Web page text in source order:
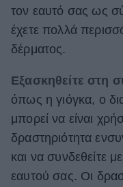
τον εαυτό σας ως
έχετε πολλά
δέρματος.
Εξασκηθείτε στη
όπως η γιόγκα, ο
μπορεί να είναι
δραστηριότητα
και να συνδεθείτε
εαυτού σας. Οι